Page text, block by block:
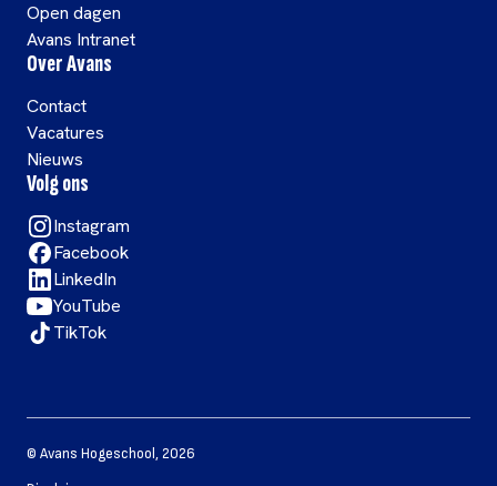
Open dagen
Avans Intranet
Over Avans
Contact
Vacatures
Nieuws
Volg ons
Instagram
Facebook
LinkedIn
YouTube
TikTok
© Avans Hogeschool ,2026